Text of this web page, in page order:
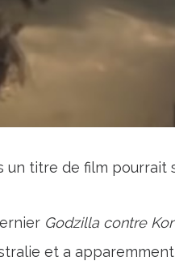
un titre de film pourrait
Godzilla contre
et a